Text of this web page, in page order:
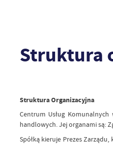
Struktura
Struktura Organizacyjna
Centrum Usług
handlowych. Jej organami są:
Spółką kieruje Prezes